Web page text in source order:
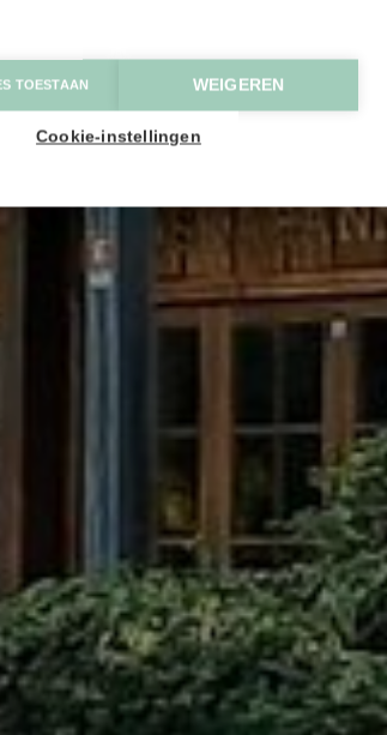
TOESTAAN WEIGEREN
Cookie-instellingen